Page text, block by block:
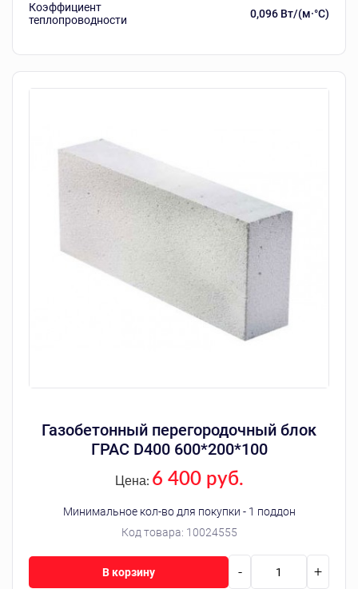
Коэффициент
теплопроводности
0,096 Вт/(м·°C)
Газобетонный перегородочный блок
ГРАС D400 600*200*100
Код товара: 10024555
Цена: 6 400 руб.
Минимальное кол-во для покупки - 1 поддон
- +
В корзину